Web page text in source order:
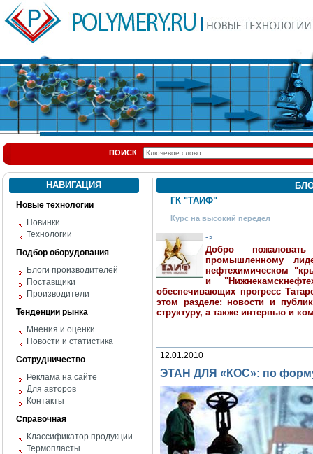
ПОИСК
НАВИГАЦИЯ
Новые технологии
Новинки
Технологии
Подбор оборудования
Блоги производителей
Поставщики
Производители
Тенденции рынка
Мнения и оценки
Новости и статистика
Сотрудничество
Реклама на сайте
Для авторов
Контакты
Справочная
Классификатор продукции
Термопласты
ГК "ТАИФ"
Курс на высокий передел
->
Добро
промышленному
нефтехимическом
и
обеспечивающих прогресс
этом разделе: новости и
структуру, а также интервью и
12.01.2010
ЭТАН ДЛЯ «КОС»: по